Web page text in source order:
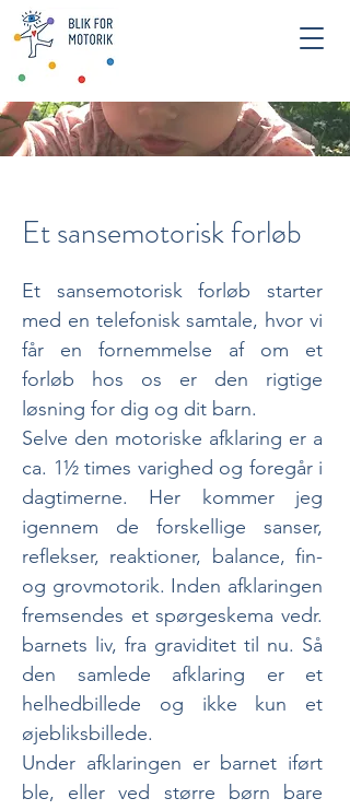
Et sansemotorisk forløb
Et sansemotorisk forløb starter
med en telefonisk samtale, hvor vi
får en fornemmelse af om et
forløb hos os er den rigtige
løsning for dig og dit barn.
Selve den motoriske afklaring er a
ca. 1½ times varighed og foregår i
dagtimerne. Her kommer jeg
igennem de forskellige sanser,
reflekser, reaktioner, balance, fin-
og grovmotorik. Inden afklaringen
fremsendes et spørgeskema vedr.
barnets liv, fra graviditet til nu. Så
den samlede afklaring er et
helhedbillede og ikke kun et
øjebliksbillede.
Under afklaringen er barnet iført
ble, eller ved større børn bare